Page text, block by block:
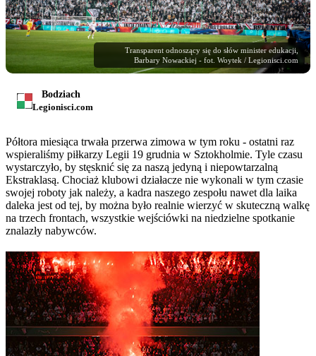
Transparent odnoszący się do słów minister edukacji,
Barbary Nowackiej - fot. Woytek / Legionisci.com
Bodziach
Legionisci.com
Półtora miesiąca trwała przerwa zimowa w tym roku - ostatni raz
wspieraliśmy piłkarzy Legii 19 grudnia w Sztokholmie. Tyle czasu
wystarczyło, by stęsknić się za naszą jedyną i niepowtarzalną
Ekstraklasą. Chociaż klubowi działacze nie wykonali w tym czasie
swojej roboty jak należy, a kadra naszego zespołu nawet dla laika
daleka jest od tej, by można było realnie wierzyć w skuteczną walkę
na trzech frontach, wszystkie wejściówki na niedzielne spotkanie
znalazły nabywców.